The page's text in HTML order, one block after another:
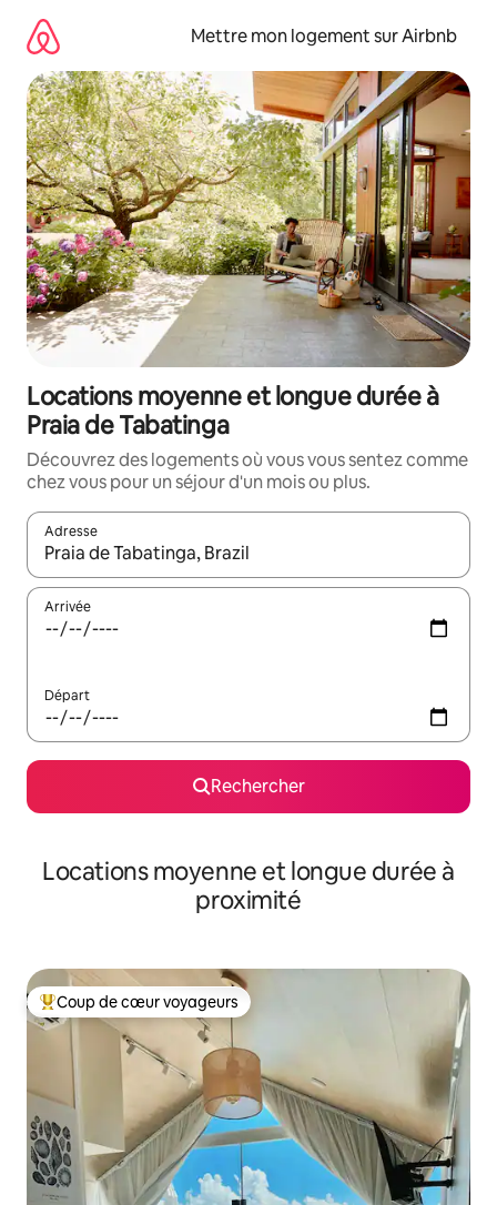
directement
contenu
Mettre mon logement sur Airbnb
Locations moyenne et longue durée à
Praia de Tabatinga
Découvrez des logements où vous vous sentez comme
chez vous pour un séjour d'un mois ou plus.
Adresse
Lorsque les résultats s'affichent, utilisez les flèches vers le
Arrivée
Départ
Rechercher
Locations moyenne et longue durée à
proximité
Coups de cœur voyageurs les plus appréciés
Coup de cœur voyageurs